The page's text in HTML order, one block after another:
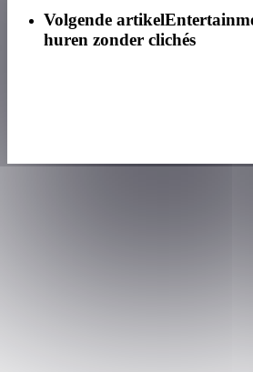
Volgende artikel
huren zonder clichés